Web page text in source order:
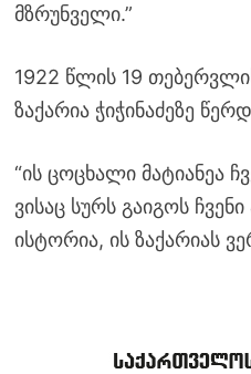
მზრუნველი.”
1922 წლის 19
ზაქარია ჭიჭინაძეზე
“ის ცოცხალი მატიანეა
ვისაც სურს გაიგოს
ისტორია, ის ზაქარიას